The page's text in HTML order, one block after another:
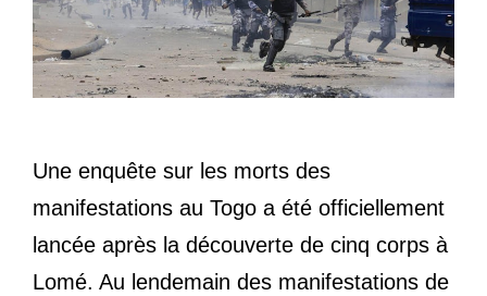
Une enquête sur les morts des
manifestations au Togo a été officiellement
lancée après la découverte de cinq corps à
Lomé. Au lendemain des manifestations de